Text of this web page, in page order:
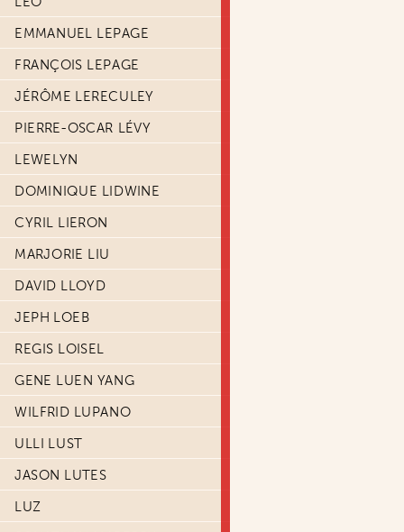
EMMANUEL LEPAGE
FRANÇOIS LEPAGE
JÉRÔME LERECULEY
PIERRE-OSCAR LÉVY
LEWELYN
DOMINIQUE LIDWINE
CYRIL LIERON
MARJORIE LIU
DAVID LLOYD
JEPH LOEB
REGIS LOISEL
GENE LUEN YANG
WILFRID LUPANO
ULLI LUST
JASON LUTES
LUZ